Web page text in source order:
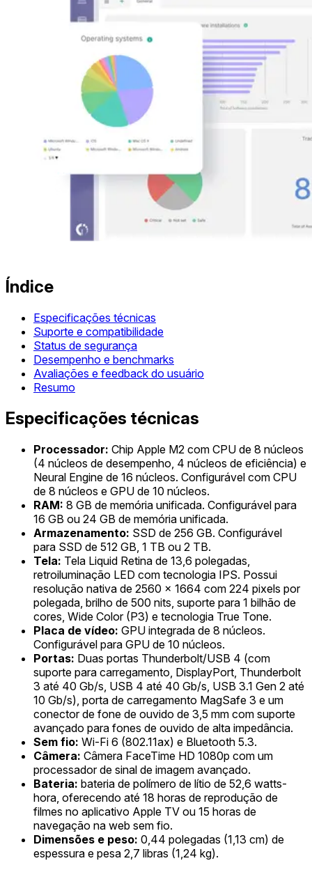
Índice
Especificações técnicas
Suporte e compatibilidade
Status de segurança
Desempenho e benchmarks
Avaliações e feedback do usuário
Resumo
Especificações técnicas
Processador: Chip Apple M2 com CPU de 8 núcleos
(4 núcleos de desempenho, 4 núcleos de eficiência) e
Neural Engine de 16 núcleos. Configurável com CPU
de 8 núcleos e GPU de 10 núcleos.
RAM: 8 GB de memória unificada. Configurável para
16 GB ou 24 GB de memória unificada.
Armazenamento: SSD de 256 GB. Configurável
para SSD de 512 GB, 1 TB ou 2 TB.
Tela: Tela Liquid Retina de 13,6 polegadas,
retroiluminação LED com tecnologia IPS. Possui
resolução nativa de 2560 x 1664 com 224 pixels por
polegada, brilho de 500 nits, suporte para 1 bilhão de
cores, Wide Color (P3) e tecnologia True Tone.
Placa de vídeo: GPU integrada de 8 núcleos.
Configurável para GPU de 10 núcleos.
Portas: Duas portas Thunderbolt/USB 4 (com
suporte para carregamento, DisplayPort, Thunderbolt
3 até 40 Gb/s, USB 4 até 40 Gb/s, USB 3.1 Gen 2 até
10 Gb/s), porta de carregamento MagSafe 3 e um
conector de fone de ouvido de 3,5 mm com suporte
avançado para fones de ouvido de alta impedância.
Sem fio: Wi-Fi 6 (802.11ax) e Bluetooth 5.3.
Câmera: Câmera FaceTime HD 1080p com um
processador de sinal de imagem avançado.
Bateria: bateria de polímero de lítio de 52,6 watts-
hora, oferecendo até 18 horas de reprodução de
filmes no aplicativo Apple TV ou 15 horas de
navegação na web sem fio.
Dimensões e peso: 0,44 polegadas (1,13 cm) de
espessura e pesa 2,7 libras (1,24 kg).